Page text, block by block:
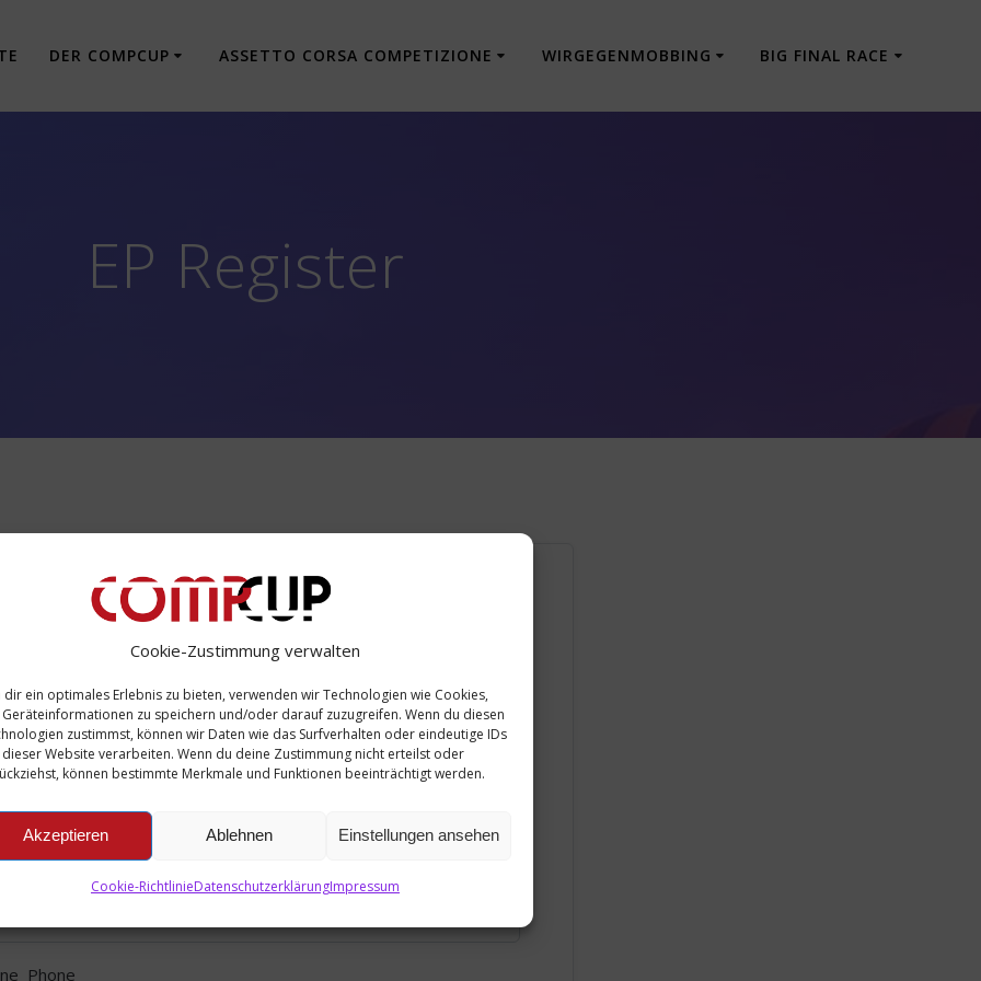
Cookie-Zustimmung verwalten
dir ein optimales Erlebnis zu bieten, verwenden wir Technologien wie Cookies,
Geräteinformationen zu speichern und/oder darauf zuzugreifen. Wenn du diesen
zustimmst, können wir Daten wie das Surfverhalten oder eindeutige IDs
dieser Website verarbeiten. Wenn du deine Zustimmung nicht erteilst oder
können bestimmte Merkmale und Funktionen beeinträchtigt werden.
Akzeptieren Ablehnen Einstellungen ansehen
Cookie-RichtlinieDatenschutzerklärungImpressum
DER COMPCUP ASSETTO CORSA COMPETIZIONE WIRGEGENMOBBING BIG FINAL RACE
EP Register
Email*
Password
Phone